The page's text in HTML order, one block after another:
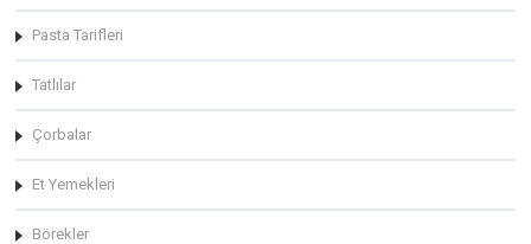
Pasta Tarifleri
Tatlılar
Çorbalar
Et Yemekleri
Börekler